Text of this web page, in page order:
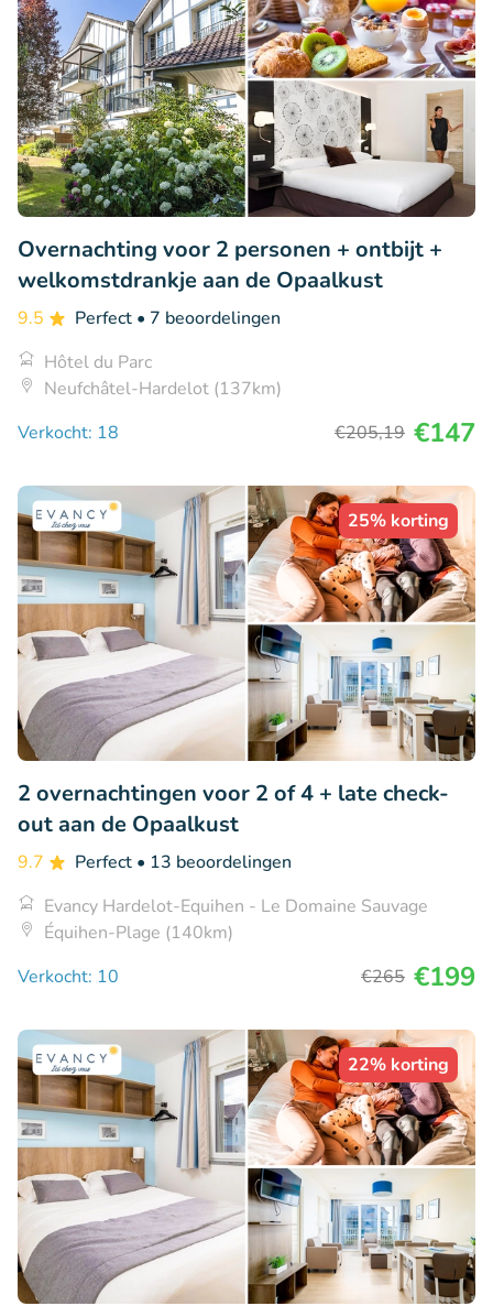
Overnachting voor 2 personen + ontbijt +
welkomstdrankje aan de Opaalkust
9.5 Perfect • 7 beoordelingen
Hôtel du Parc
Neufchâtel-Hardelot (137km)
Verkocht: 18
€205,19 €147
25% korting
2 overnachtingen voor 2 of 4 + late check-
out aan de Opaalkust
9.7 Perfect • 13 beoordelingen
Evancy Hardelot-Equihen - Le Domaine Sauvage
Équihen-Plage (140km)
Verkocht: 10
€265 €199
22% korting